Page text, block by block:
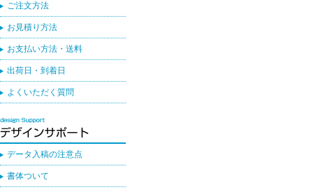
ご注文方法
お見積り方法
お支払い方法・送料
出荷日・到着日
よくいただく質問
データ入稿の注意点
書体ついて